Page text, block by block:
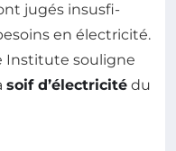
jugés insusfi­
en électricité.
Institute souligne
soif d’électricité du